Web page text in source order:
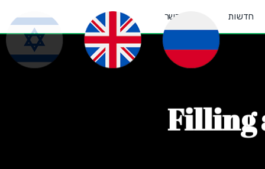
חדשות צור קשר
Filling